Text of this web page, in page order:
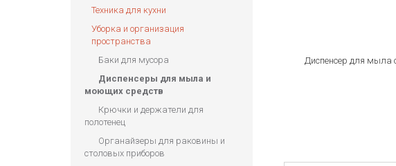
Техника для кухни
Уборка и организация
пространства
Баки для мусора
Диспенсеры для мыла и
моющих средств
Крючки и держатели для
полотенец
Органайзеры для раковины и
столовых приборов